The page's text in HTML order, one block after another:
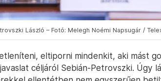
László – Fotó: Melegh Noémi Napsugár /
eltiporni mindenkit, aki mást
céljáról Sebián-Petrovszki. Úgy